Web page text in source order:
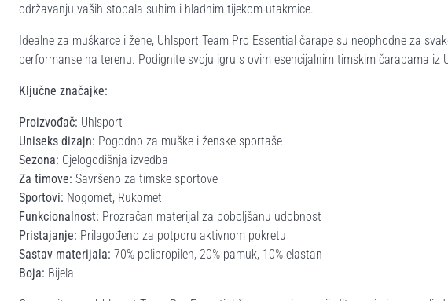
održavanju vaših stopala suhim i hladnim tijekom utakmice.
Idealne za muškarce i žene, Uhlsport Team Pro Essential čarape su neophodne za
performanse na terenu. Podignite svoju igru s ovim esencijalnim timskim čarapama iz
Ključne značajke:
Proizvođač: Uhlsport
Uniseks dizajn: Pogodno za muške i ženske sportaše
Sezona: Cjelogodišnja izvedba
Za timove: Savršeno za timske sportove
Sportovi: Nogomet, Rukomet
Funkcionalnost: Prozračan materijal za poboljšanu udobnost
Pristajanje: Prilagođeno za potporu aktivnom pokretu
Sastav materijala: 70% polipropilen, 20% pamuk, 10% elastan
Boja: Bijela